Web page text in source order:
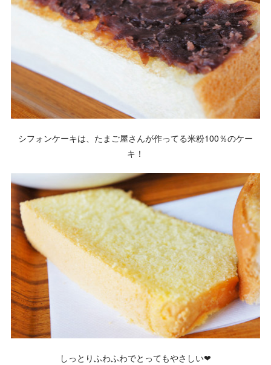
シフォンケーキは、たまご屋さんが作ってる米粉100％のケー
キ！
しっとりふわふわでとってもやさしい❤